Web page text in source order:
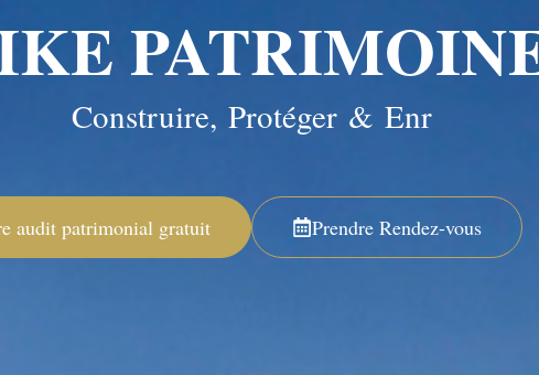
struire, Prot éger & E nri chir
audit patrimonial gratuit Prendre Rendez-vous